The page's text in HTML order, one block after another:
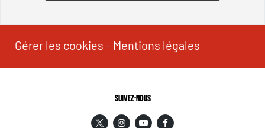
Gérer les cookies - Mentions légales
SUIVEZ-NOUS